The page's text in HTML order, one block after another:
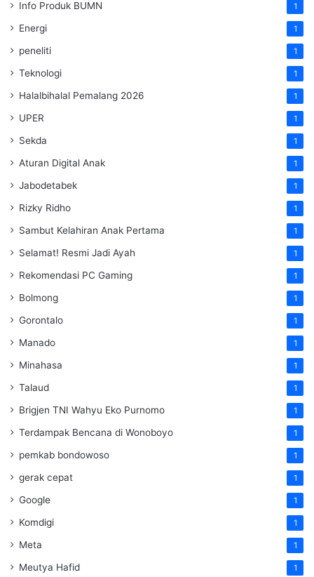
Info Produk BUMN 1
Energi 1
peneliti 1
Teknologi 1
Halalbihalal Pemalang 2026 1
UPER 1
Sekda 1
Aturan Digital Anak 1
Jabodetabek 1
Rizky Ridho 1
Sambut Kelahiran Anak Pertama 1
Selamat! Resmi Jadi Ayah 1
Rekomendasi PC Gaming 1
Bolmong 1
Gorontalo 1
Manado 1
Minahasa 1
Talaud 1
Brigjen TNI Wahyu Eko Purnomo 1
Terdampak Bencana di Wonoboyo 1
pemkab bondowoso 1
gerak cepat 1
Google 1
Komdigi 1
Meta 1
Meutya Hafid 1